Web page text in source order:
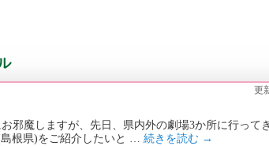
更
しますが、先日、県内外の劇場3か所に行って
根県)をご紹介したいと … 続きを読む →